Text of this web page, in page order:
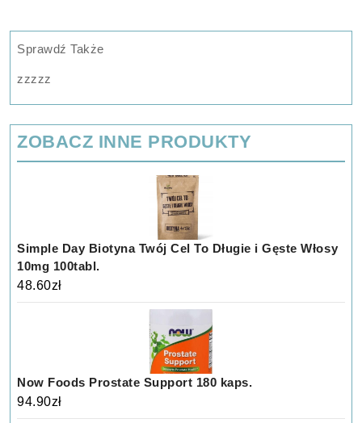
Sprawdź Także
zzzzz
ZOBACZ INNE PRODUKTY
Simple Day Biotyna Twój Cel To Długie i Gęste Włosy
10mg 100tabl.
48.60zł
Now Foods Prostate Support 180 kaps.
94.90zł